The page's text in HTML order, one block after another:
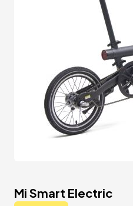
Mi Smart Electric